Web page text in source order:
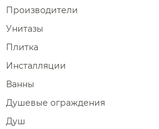
Производители
Унитазы
Плитка
Инсталляции
Ванны
Душевые ограждения
Душ